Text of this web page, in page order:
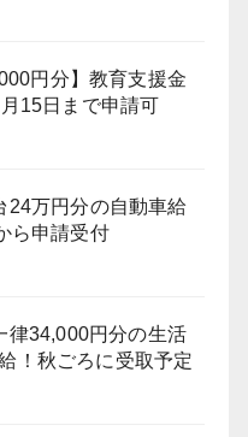
円分】教育支援金
15日まで申請可
24万円分の自動車給
ら申請受付
律34,000円分の生活
！秋ごろに受取予定